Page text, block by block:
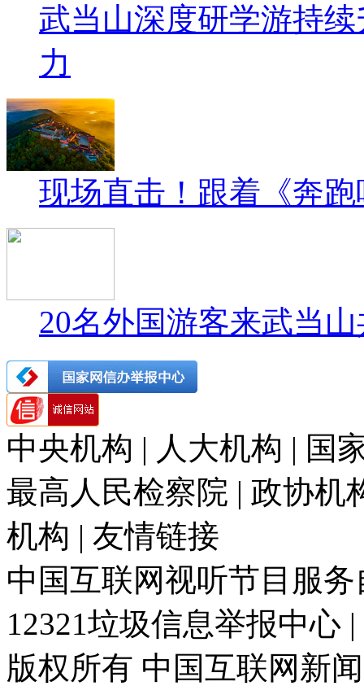
武当山深度研学游持
力
现场直击！跟着《奔
20名外国游客来武当
中央机构 | 人大机构 | 国
最高人民检察院 | 政协机
机构 | 友情链接
中国互联网视听节目服
12321垃圾信息举报中心
版权所有 中国互联网新